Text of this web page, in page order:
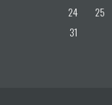
24
25
31